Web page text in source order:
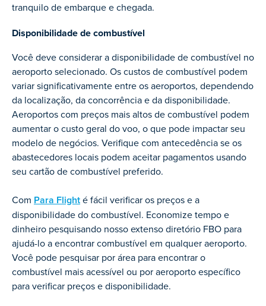
tranquilo de embarque e chegada.
Disponibilidade de combustível
Você deve considerar a disponibilidade de combustível no
aeroporto selecionado. Os custos de combustível podem
variar significativamente entre os aeroportos, dependendo
da localização, da concorrência e da disponibilidade.
Aeroportos com preços mais altos de combustível podem
aumentar o custo geral do voo, o que pode impactar seu
modelo de negócios. Verifique com antecedência se os
abastecedores locais podem aceitar pagamentos usando
seu cartão de combustível preferido.
Com Para Flighté fácil verificar os preços e a
disponibilidade do combustível. Economize tempo e
dinheiro pesquisando nosso extenso diretório FBO para
ajudá-lo a encontrar combustível em qualquer aeroporto.
Você pode pesquisar por área para encontrar o
combustível mais acessível ou por aeroporto específico
para verificar preços e disponibilidade.